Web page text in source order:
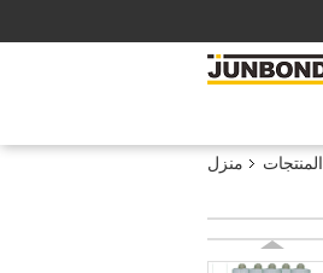
منزل المنتجات